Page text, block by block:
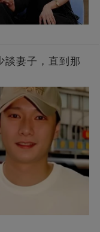
談妻子，直到那